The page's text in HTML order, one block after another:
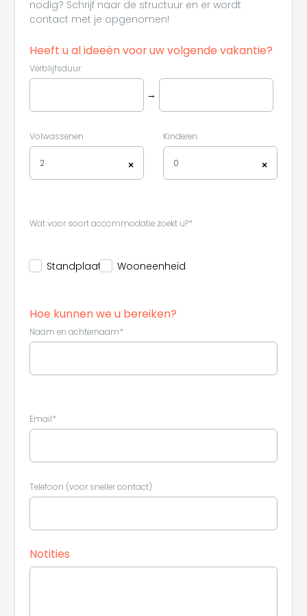
nodig? Schrijf naar de structuur en er wordt
contact met je opgenomen!
Heeft u al ideeën voor uw volgende vakantie?
Verblijfsduur
→
Volwassenen
×
2
Kinderen
×
0
Wat voor soort accommodatie zoekt u?*
Standplaats Wooneenheid
Hoe kunnen we u bereiken?
Naam en achternaam*
Email*
Telefoon (voor sneller contact)
Notities